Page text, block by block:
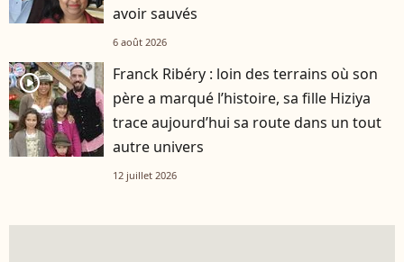
avoir sauvés
6 août 2026
player2
Franck Ribéry : loin des terrains où son
père a marqué l’histoire, sa fille Hiziya
trace aujourd’hui sa route dans un tout
autre univers
12 juillet 2026